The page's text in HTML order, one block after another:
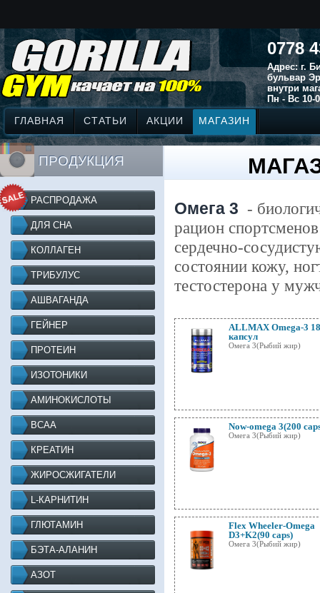
0778
Адрес: г.
бульвар
внутри
Пн - Вс 10-
ГЛАВНАЯ СТАТЬИ АКЦИИ МАГАЗИН
ПРОДУКЦИЯ
РАСПРОДАЖА
ДЛЯ СНА
КОЛЛАГЕН
ТРИБУЛУС
АШВАГАНДА
ГЕЙНЕР
ПРОТЕИН
ИЗОТОНИКИ
АМИНОКИСЛОТЫ
BCAA
КРЕАТИН
ЖИРОСЖИГАТЕЛИ
L-КАРНИТИН
ГЛЮТАМИН
БЭТА-АЛАНИН
АЗОТ
Омега 3 -
рацион
сердечно-
состоянии кожу,
тестостерона у
ALLMAX Omega-3
капсул
Омега 3(Рыбий жир)
Now-omega 3(200
Омега 3(Рыбий жир)
Flex Wheeler-Omega
D3+K2(90 caps)
Омега 3(Рыбий жир)